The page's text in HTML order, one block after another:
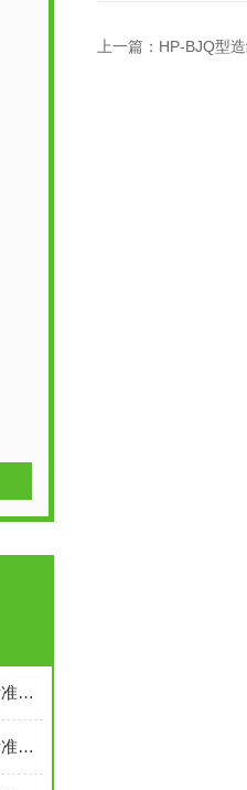
上一篇： HP-BJQ型
恒品机电关于油墨脱色试验标准分享
油墨印刷摩擦试验机的测试标准以及测试方法